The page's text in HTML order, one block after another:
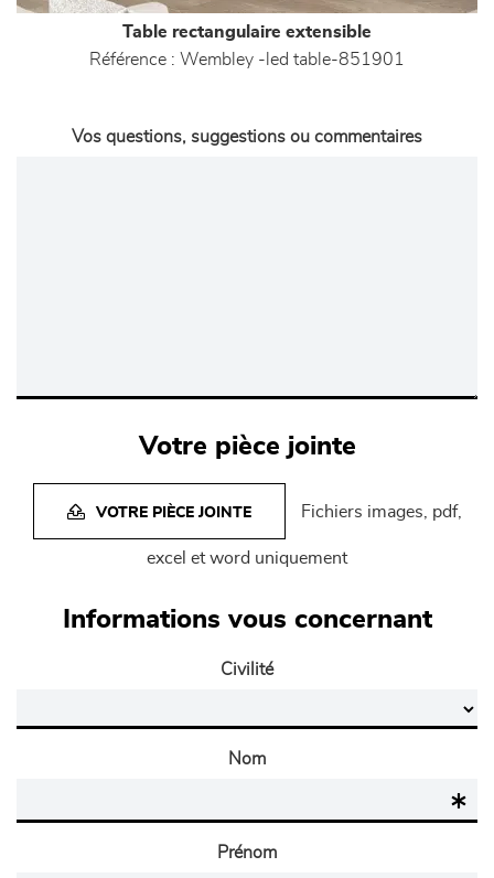
Table rectangulaire extensible
Référence : Wembley -led table-851901
Vos questions, suggestions ou commentaires
Votre pièce jointe
VOTRE PIÈCE JOINTE Fichiers images, pdf,
excel et word uniquement
Informations vous concernant
Civilité
Nom
Prénom